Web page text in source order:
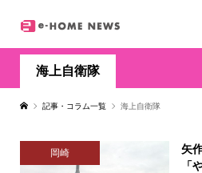
海上自衛隊
記事・コラム一覧 海上自衛隊
岡崎
矢
「